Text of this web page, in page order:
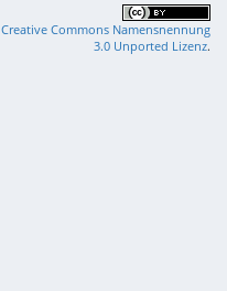
Creative Commons Namensnennung
3.0 Unported Lizenz.